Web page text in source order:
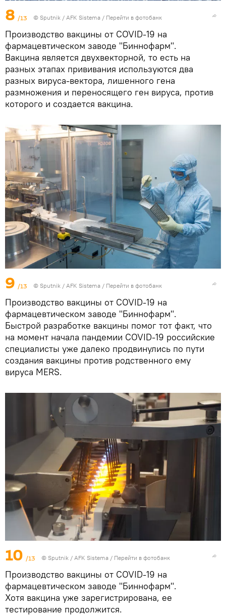
8 /13 © Sputnik / AFK Sistema / Перейти в фотобанк
Производство вакцины от COVID-19 на
фармацевтическом заводе "Биннофарм".
Вакцина является двухвекторной, то есть на
разных этапах прививания используются два
разных вируса-вектора, лишенного гена
размножения и переносящего ген вируса, против
которого и создается вакцина.
9 /13 © Sputnik / AFK Sistema / Перейти в фотобанк
Производство вакцины от COVID-19 на
фармацевтическом заводе "Биннофарм".
Быстрой разработке вакцины помог тот факт, что
на момент начала пандемии COVID-19 российские
специалисты уже далеко продвинулись по пути
создания вакцины против родственного ему
вируса MERS.
10 /13 © Sputnik / AFK Sistema / Перейти в фотобанк
Производство вакцины от COVID-19 на
фармацевтическом заводе "Биннофарм".
Хотя вакцина уже зарегистрирована, ее
тестирование продолжится.